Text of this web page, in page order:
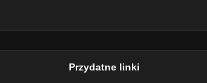
Przydatne linki